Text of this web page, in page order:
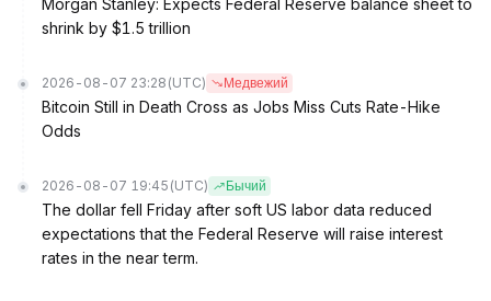
Morgan Stanley: Expects Federal Reserve balance sheet to
shrink by $1.5 trillion
2026-08-07 23:28 (UTC) Медвежий
Bitcoin Still in Death Cross as Jobs Miss Cuts Rate-Hike
Odds
2026-08-07 19:45 (UTC) Бычий
The dollar fell Friday after soft US labor data reduced
expectations that the Federal Reserve will raise interest
rates in the near term.